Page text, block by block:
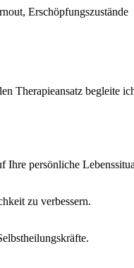
Erschöpfungszustände
begleite
Ihre persönliche
zu verbessern.